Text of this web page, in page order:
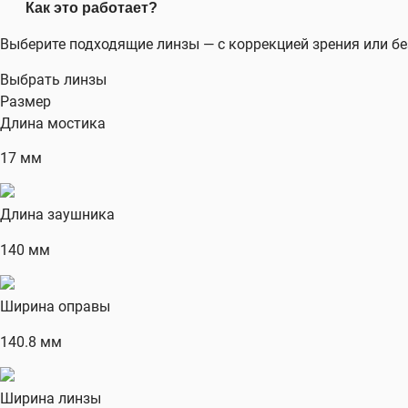
Как это работает?
Выберите подходящие линзы — с коррекцией зрения или
Выбрать линзы
Размер
Длина мостика
17 мм
Длина заушника
140 мм
Ширина оправы
140.8 мм
Ширина линзы